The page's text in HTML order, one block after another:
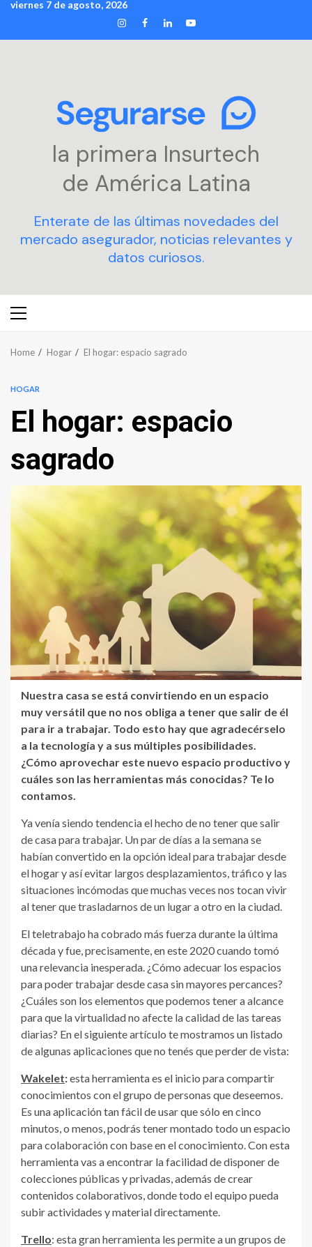
Skip
content
viernes 7 de agosto, 2026
INSTAGRAM
FACEBOOK
LINKEDIN
YOUTUBE
la primera Insurtech
de América Latina
Enterate de las últimas novedades del
mercado asegurador, noticias relevantes y
datos curiosos.
Primary
Home Hogar El hogar: espacio sagrado
HOGAR
El hogar: espacio
sagrado
Nuestra casa se está convirtiendo en un espacio
muy versátil que no nos obliga a tener que salir de él
para ir a trabajar. Todo esto hay que agradecérselo
a la tecnología y a sus múltiples posibilidades.
¿Cómo aprovechar este nuevo espacio productivo y
cuáles son las herramientas más conocidas? Te lo
contamos.
Ya venía siendo tendencia el hecho de no tener que salir
de casa para trabajar. Un par de días a la semana se
habían convertido en la opción ideal para trabajar desde
el hogar y así evitar largos desplazamientos, tráfico y las
situaciones incómodas que muchas veces nos tocan vivir
al tener que trasladarnos de un lugar a otro en la ciudad.
El teletrabajo ha cobrado más fuerza durante la última
década y fue, precisamente, en este 2020 cuando tomó
una relevancia inesperada. ¿Cómo adecuar los espacios
para poder trabajar desde casa sin mayores percances?
¿Cuáles son los elementos que podemos tener a alcance
para que la virtualidad no afecte la calidad de las tareas
diarias? En el siguiente artículo te mostramos un listado
de algunas aplicaciones que no tenés que perder de vista:
Wakelet:esta herramienta es el inicio para compartir
conocimientos con el grupo de personas que deseemos.
Es una aplicación tan fácil de usar que sólo en cinco
minutos, o menos, podrás tener montado todo un espacio
para colaboración con base en el conocimiento. Con esta
herramienta vas a encontrar la facilidad de disponer de
colecciones públicas y privadas, además de crear
contenidos colaborativos, donde todo el equipo pueda
subir actividades y material directamente.
Trello: esta gran herramienta les permite a un grupos de